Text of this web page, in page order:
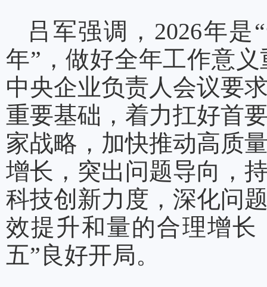
吕军强调，2026年
年”，做好全年工作意
中央企业负责人会议要
重要基础，着力扛好首
家战略，加快推动高质
增长，突出问题导向，
科技创新力度，深化问
效提升和量的合理增
五”良好开局。